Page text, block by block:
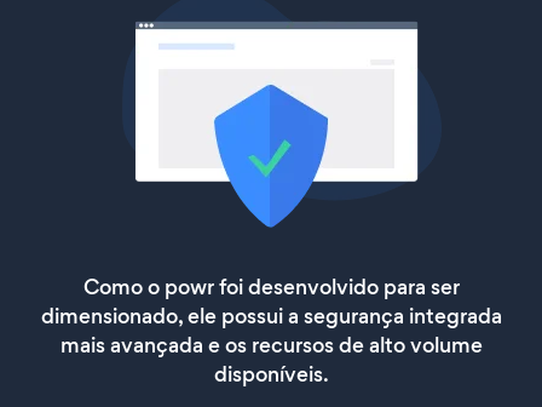
Como o powr foi desenvolvido para ser
dimensionado, ele possui a segurança integrada
mais avançada e os recursos de alto volume
disponíveis.